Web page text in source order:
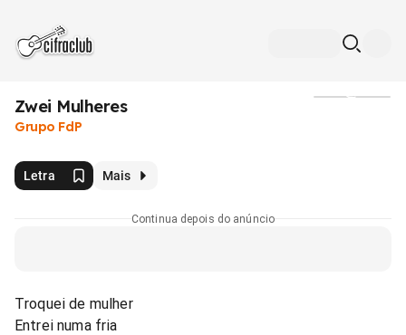
Zwei Mulheres
Grupo FdP
Letra Mais
Continua depois do anúncio
Troquei de mulher
Entrei numa fria